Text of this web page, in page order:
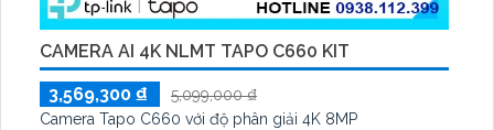
CAMERA AI 4K NLMT TAPO C660 KIT
3,569,300 ₫
5,099,000 ₫
Camera Tapo C660 với độ phân giải 4K 8MP